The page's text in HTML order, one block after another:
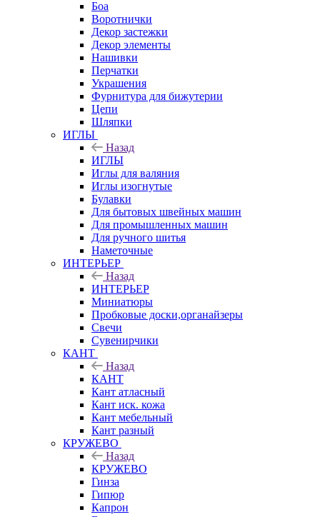
Боа
Воротнички
Декор застежки
Декор элементы
Нашивки
Перчатки
Украшения
Фурнитура для бижутерии
Цепи
Шляпки
ИГЛЫ
Назад
ИГЛЫ
Иглы для валяния
Иглы изогнутые
Булавки
Для бытовых швейных машин
Для промышленных машин
Для ручного шитья
Наметочные
ИНТЕРЬЕР
Назад
ИНТЕРЬЕР
Миниатюры
Пробковые доски,органайзеры
Свечи
Сувенирчики
КАНТ
Назад
КАНТ
Кант атласный
Кант иск. кожа
Кант мебельный
Кант разный
КРУЖЕВО
Назад
КРУЖЕВО
Гинза
Гипюр
Капрон